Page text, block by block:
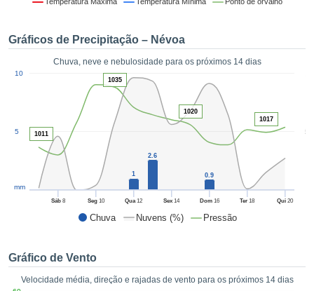
ou
permite-
a nossa
fornecer-
botão
a
todos os
no
como
um perfil
CONFIGURAÇÕES
Gráficos de Precipitação – Névoa
Chuva, neve e nebulosidade para os próximos 14 dias
Chuva Nuvens (%) Pressão
50
Sáb8 Seg10 Qua12 Sex 14 Dom16 Ter 18 Qui 20
5
10
mm
1
2.6
0.9
1011
1035
1020
1017
Gráfico de Vento
Velocidade média, direção e rajadas de vento para os próximos 14 dias